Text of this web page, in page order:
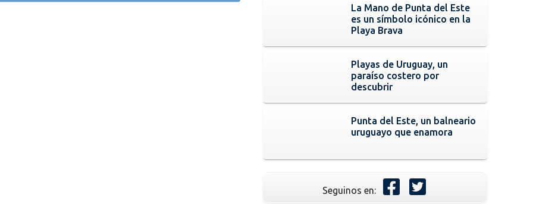
La Mano de Punta del Este
es un símbolo icónico en la
Playa Brava
Playas de Uruguay, un
paraíso costero por
descubrir
Punta del Este, un balneario
uruguayo que enamora
Seguinos en: